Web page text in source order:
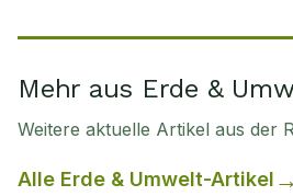
Mehr aus Erde &
Weitere aktuelle Artikel aus der
Alle Erde & Umwelt-Artikel